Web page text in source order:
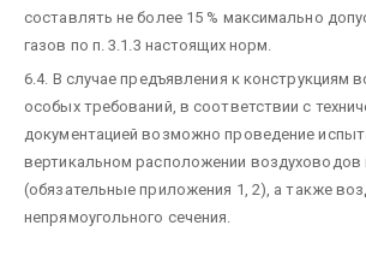
составлять не более 15 % максимально
газов по п. 3.1.3 настоящих норм.
6.4. В случае предъявления к конструкциям
особых требований, в соответствии с
документацией возможно проведение
вертикальном расположении воздуховодов
(обязательные приложения 1, 2), а также
непрямоугольного сечения.